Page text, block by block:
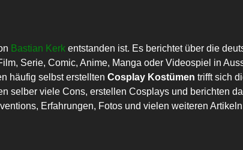
Bastian Kerk entstanden ist. Es berichtet über die
Serie, Comic, Anime, Manga oder Videospiel in
häufig selbst erstellten Cosplay Kostümen trifft sich
selber viele Cons, erstellen Cosplays und berichten
Erfahrungen, Fotos und vielen weiteren